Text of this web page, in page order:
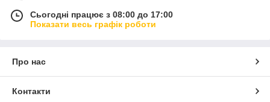
Сьогодні працює з 08:00 до 17:00
Показати весь графік роботи
Про нас
Контакти